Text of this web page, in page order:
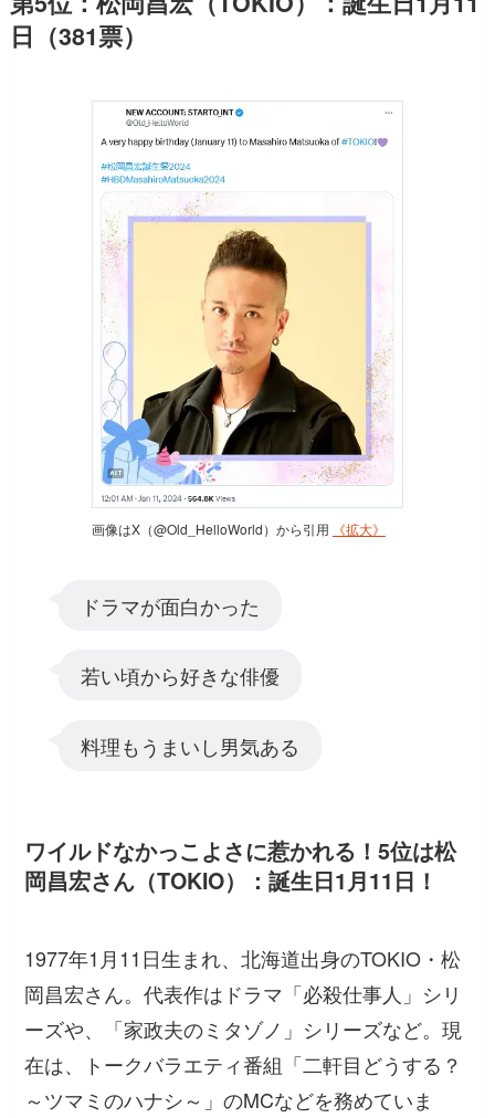
日（381票）
画像はX（@Old_HelloWorld）から引用 《拡大》
ドラマが面白かった
若い頃から好きな俳優
料理もうまいし男気ある
ワイルドなかっこよさに惹かれる！5位は松
岡昌宏さん（TOKIO）：誕生日1月11日！
1977年1月11日生まれ、北海道出身のTOKIO・松
岡昌宏さん。代表作はドラマ「必殺仕事人」シリ
ーズや、「家政夫のミタゾノ」シリーズなど。現
在は、トークバラエティ番組「二軒目どうする？
～ツマミのハナシ～」のMCなどを務めていま